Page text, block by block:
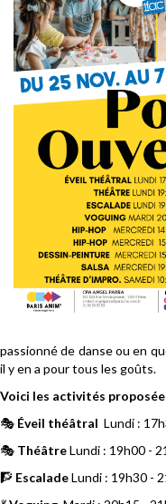
passionné de danse ou en
il y en a pour tous les goûts.
Voici les activités
🎭 Éveil théâtral Lundi :
🎭 ThéâtreLundi : 19h00 -
🧗 EscaladeLundi : 19h30 -